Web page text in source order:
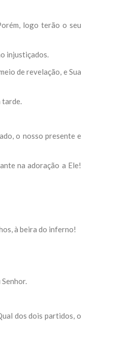
logo terão o seu
injustiçados.
de revelação, e Sua
tarde.
o nosso presente e
na adoração a Ele!
à beira do inferno!
dos dois partidos, o